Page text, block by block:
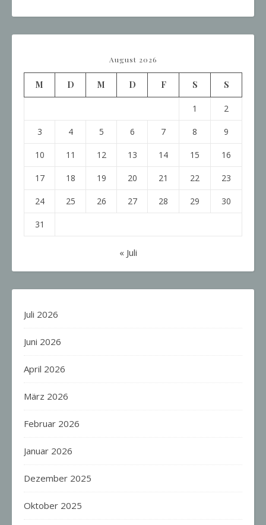
August 2026
M D M D F S S
1 2
3 4 5 6 7 8 9
10 11 12 13 14 15 16
17 18 19 20 21 22 23
24 25 26 27 28 29 30
31
« Juli
Juli 2026
Juni 2026
April 2026
März 2026
Februar 2026
Januar 2026
Dezember 2025
Oktober 2025